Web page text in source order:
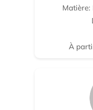
Matière:
À